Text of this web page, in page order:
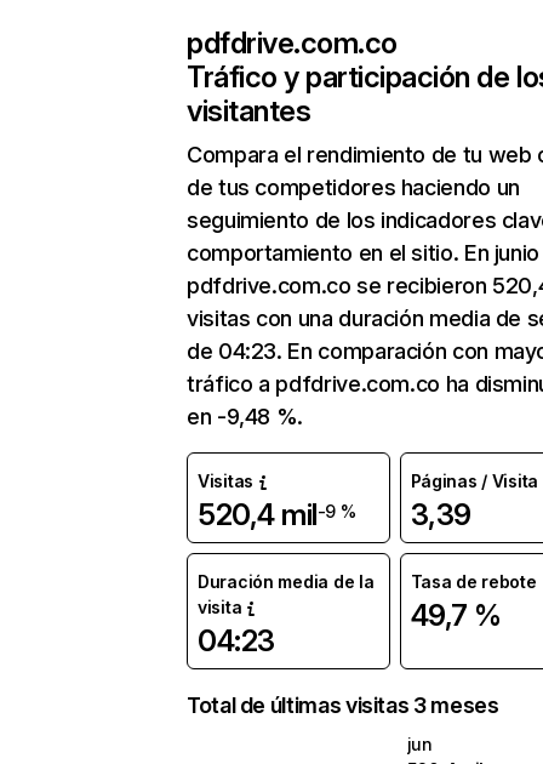
pdfdrive.com.co
Tráfico y participación de
visitantes
Compara el rendimiento de tu web
de tus competidores haciendo un
seguimiento de los indicadores
comportamiento en el sitio. En junio
pdfdrive.com.co se recibieron
visitas con una duración media de
de 04:23. En comparación con
tráfico a pdfdrive.com.co ha
en -9,48 %.
Visitas
520,4 mil-9 %
Páginas / Visita
3,39
Duración media de la
visita
04:23
Tasa de rebote
49,7 %
Total de últimas visitas 3 meses
jun